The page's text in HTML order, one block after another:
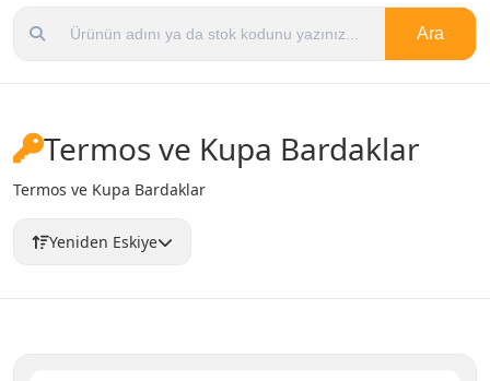
Ara
Termos ve Kupa Bardaklar
Termos ve Kupa Bardaklar
Yeniden Eskiye